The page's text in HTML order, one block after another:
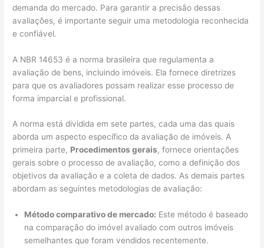
demanda do mercado. Para garantir a precisão dessas
avaliações, é importante seguir uma metodologia reconhecida
e confiável.
A NBR 14653 é a norma brasileira que regulamenta a
avaliação de bens, incluindo imóveis. Ela fornece diretrizes
para que os avaliadores possam realizar esse processo de
forma imparcial e profissional.
A norma está dividida em sete partes, cada uma das quais
aborda um aspecto específico da avaliação de imóveis. A
primeira parte, Procedimentos gerais, fornece orientações
gerais sobre o processo de avaliação, como a definição dos
objetivos da avaliação e a coleta de dados. As demais partes
abordam as seguintes metodologias de avaliação:
Método comparativo de mercado: Este método é baseado
na comparação do imóvel avaliado com outros imóveis
semelhantes que foram vendidos recentemente.